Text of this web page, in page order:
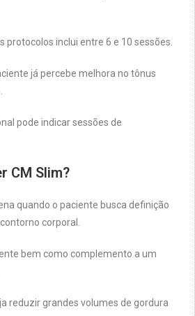
protocolos inclui entre 6 e 10 sessões.
já percebe melhora no tônus
pode indicar sessões de
CM Slim?
quando o paciente busca definição
corporal.
bem como complemento a um
reduzir grandes volumes de gordura